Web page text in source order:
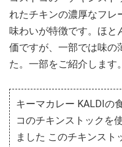
れたチキンの濃厚なフレ
味わいが特徴です。ほと
価ですが、一部では味の
た。一部をご紹介します。
キーマカレー KALDIの
コのチキンストックを
ました このチキンスト